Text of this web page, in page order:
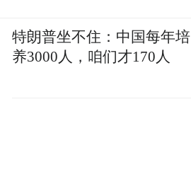
特朗普坐不住：中国每年培
养3000人，咱们才170人